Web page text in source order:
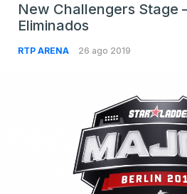
New Challengers Stage
Eliminados
RTP ARENA 26 ago 2019